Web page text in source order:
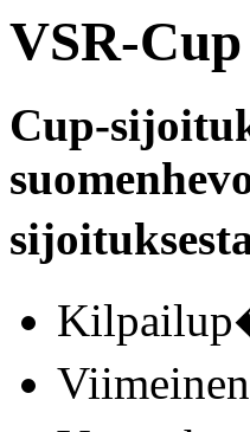
VSR-
Cup-